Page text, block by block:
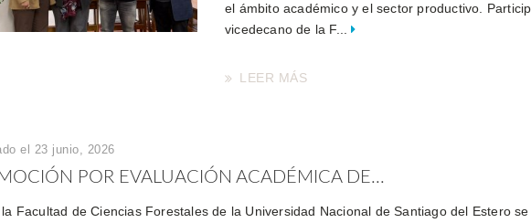
el ámbito académico y el sector productivo.
vicedecano de la F...
LEER MÁS
el 23 junio, 2026
POR EVALUACIÓN ACADÉMICA DE...
la Facultad de Ciencias Forestales de la Universidad Nacional de Santiago del Estero